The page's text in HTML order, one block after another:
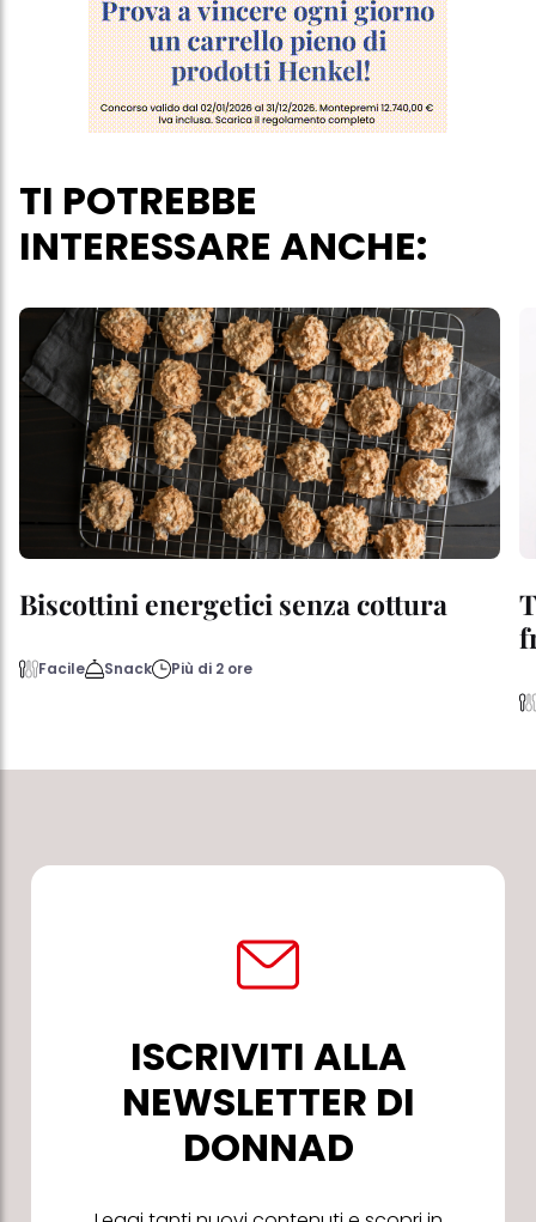
TI POTREBBE
INTERESSARE ANCHE:
Biscottini energetici senza cottura
Facile Snack Più di 2 ore
ISCRIVITI ALLA
NEWSLETTER DI
DONNAD
verranno utilizzati solo i cookie tecnicamente necessari per fornirti
questo sito web.